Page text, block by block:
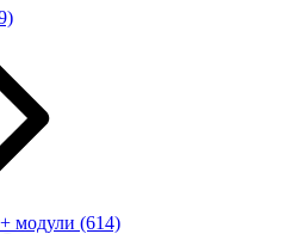
модули (614)